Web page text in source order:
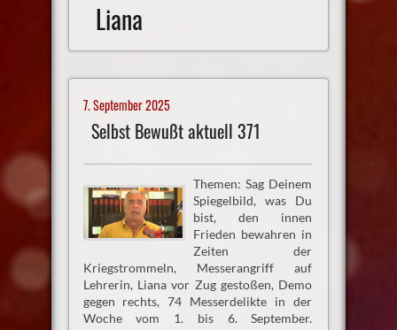
Liana
7. September 2025
Selbst Bewußt aktuell 371
Themen: Sag Deinem
Spiegelbild, was Du
bist, den innen
Frieden bewahren in
Zeiten der
Kriegstrommeln, Messerangriff auf
Lehrerin, Liana vor Zug gestoßen, Demo
gegen rechts, 74 Messerdelikte in der
Woche vom 1. bis 6. September.